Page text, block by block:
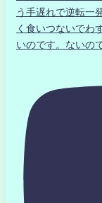
う手遅れで逆転一
く食いつないでわ
いのです。ないの